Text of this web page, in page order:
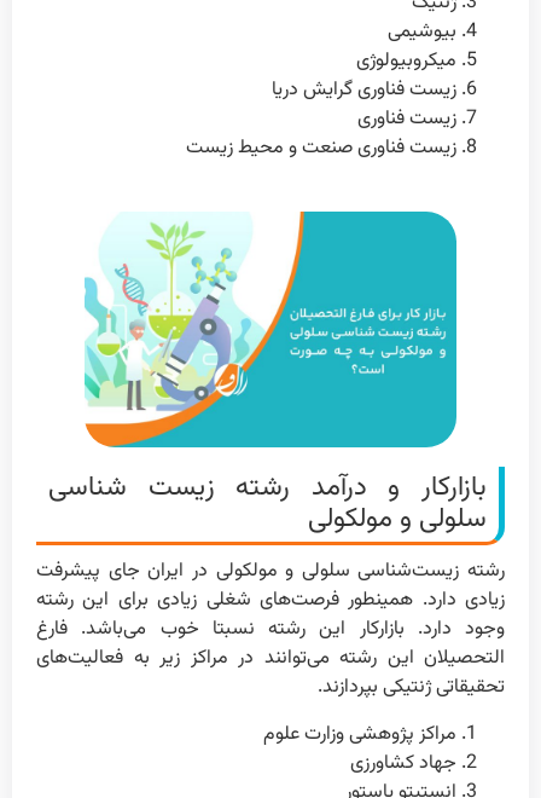
بیوشیمی
میکروبیولوژی
زیست فناوری گرایش دریا
زیست فناوری
زیست فناوری صنعت و محیط زیست
بازار‌کار و درآمد رشته زیست شناسی
سلولی و مولکولی
رشته زیست‌شناسی سلولی و مولکولی در ایران جای پیشرفت
زیادی دارد. همینطور فرصت‌های شغلی زیادی برای این رشته
وجود دارد. بازار‌کار این رشته نسبتا خوب می‌باشد. فارغ
التحصیلان این رشته می‌توانند در مراکز زیر به فعالیت‌های
تحقیقاتی ژنتیکی بپردازند.
مراکز پژوهشی وزارت علوم
جهاد کشاورزی